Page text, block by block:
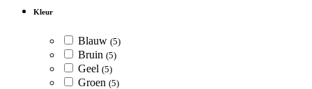
Kleur
Blauw (5)
Bruin (5)
Geel (5)
Groen (5)